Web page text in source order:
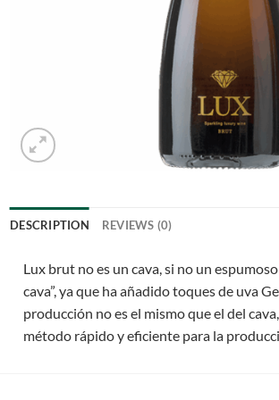
DESCRIPTION REVIEWS (0)
Lux brut no es un cava, si no un
cava”, ya que ha añadido toques de uva
producción no es el mismo que el del
método rápido y eficiente para la